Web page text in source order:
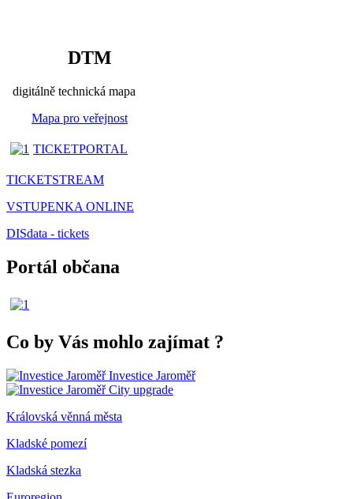
DTM
digitálně technická mapa
Mapa pro veřejnost
TICKETPORTAL
TICKETSTREAM
VSTUPENKA ONLINE
DISdata - tickets
Portál občana
Co by Vás mohlo zajímat ?
Investice Jaroměř
City upgrade
Královská věnná města
Kladské pomezí
Kladská stezka